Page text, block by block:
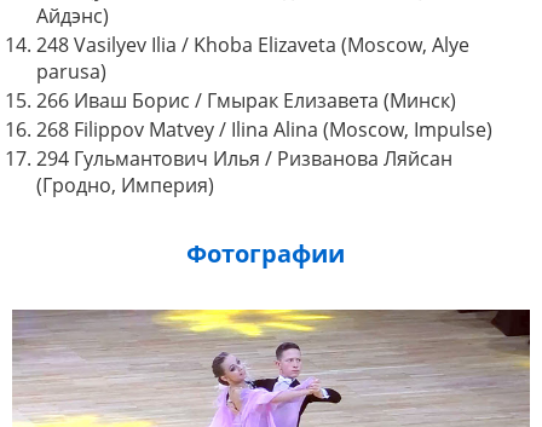
Айдэнс)
248 Vasilyev Ilia / Khoba Elizaveta (Moscow, Alye
parusa)
266 Иваш Борис / Гмырак Елизавета (Минск)
268 Filippov Matvey / Ilina Alina (Moscow, Impulse)
294 Гульмантович Илья / Ризванова Ляйсан
(Гродно, Империя)
Фотографии